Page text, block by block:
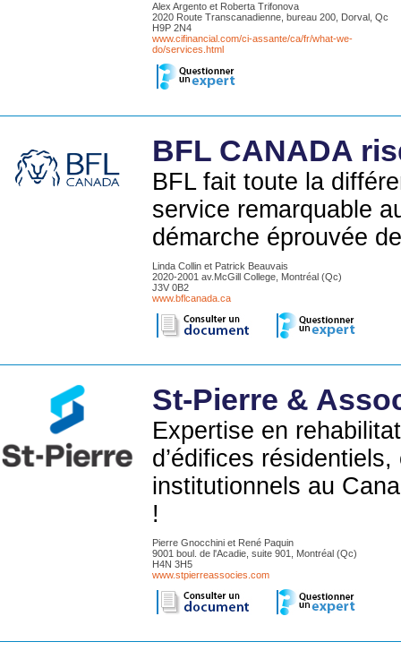
Alex Argento et Roberta Trifonova
2020 Route Transcanadienne, bureau 200, Dorval, Qc
H9P 2N4
www.cifinancial.com/ci-assante/ca/fr/what-we-
do/services.html
BFL CANADA
BFL fait toute la
service remarquable
démarche éprouvée
Linda Collin et Patrick Beauvais
2020-2001 av.McGill College, Montréal (Qc)
J3V 0B2
www.bflcanada.ca
St-Pierre &
Expertise en
d’édifices
institutionnels au
!
Pierre Gnocchini et René Paquin
9001 boul. de l'Acadie, suite 901, Montréal (Qc)
H4N 3H5
www.stpierreassocies.com